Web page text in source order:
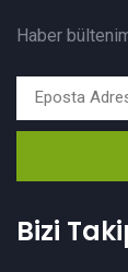
Haber
Bizi